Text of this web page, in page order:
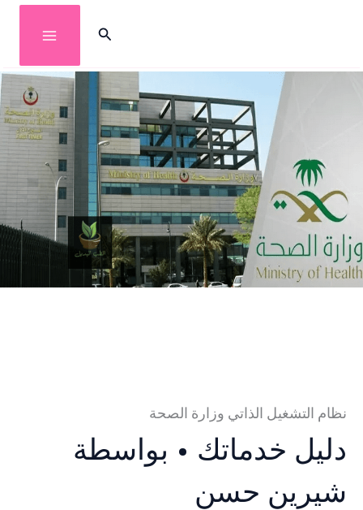
إلى
المحتوى
البحث
نظام التشغيل الذاتي وزارة الصحة
دليل خدماتك • بواسطة
شيرين حسن